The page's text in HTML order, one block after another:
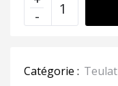
Catégorie : Teulat